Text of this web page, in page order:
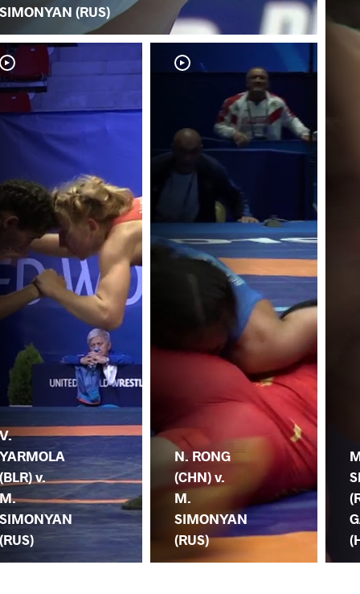
SIMONYAN (RUS)
V.
YARMOLA
(BLR) v.
M.
SIMONYAN
(RUS)
N. RONG
(CHN) v.
M.
SIMONYAN
(RUS)